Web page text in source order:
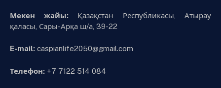
Мекен жайы:Қазақстан Республикасы, Атырау
қаласы, Сары-Арқа ш/а, 39-22
E-mail: caspianlife2050@gmail.com
Телефон: +7 7122 514 084